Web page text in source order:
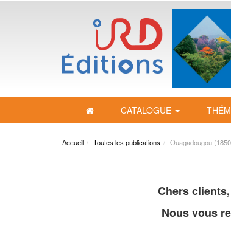
CATALOGUE
Accueil Toutes les publications Ouagadougou
Chers
Nous vous